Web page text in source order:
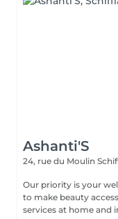
Ashanti'S
24, rue du Moulin
Our priority is your well-being &
to make beauty
services at home and